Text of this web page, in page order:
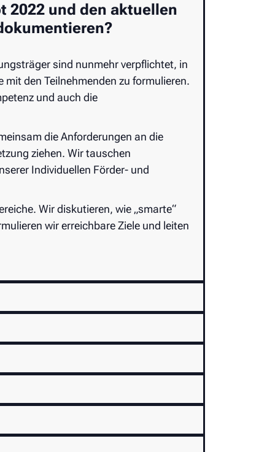
2022 und den aktuellen
sind nunmehr verpflichtet, in
den Teilnehmenden zu formulieren.
und auch die
die Anforderungen an die
ziehen. Wir tauschen
Individuellen Förder- und
Wir diskutieren, wie „smarte“
wir erreichbare Ziele und leiten